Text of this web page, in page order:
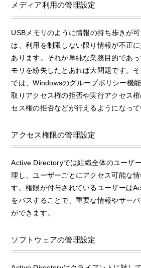
メディア利用の管理設定
USBメモリのように情報の持ち歩きが
は、利用を制限しない限り情報が不正
あります。それが単純な業務目的であ
モリを紛失したとあれば大問題です。
では、Windowsのグループポリシー機
取りアクセス権の拒否や実行アクセス
セス権の拒否などが行えるようになって
アクセス権限の管理設定
Active Directoryでは組織全体のユーザ
理し、ユーザーごとにアクセス可能な
す。権限が付与されているユーザーは
をパスすることで、重要な情報やサー
ができます。
ソフトウェアの管理設定